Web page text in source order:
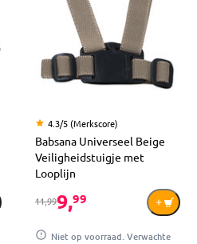
4.3/5 (Merkscore)
Babsana Universeel Beige
Veiligheidstuigje met
Looplijn
11,999,99
Niet op voorraad. Verwachte